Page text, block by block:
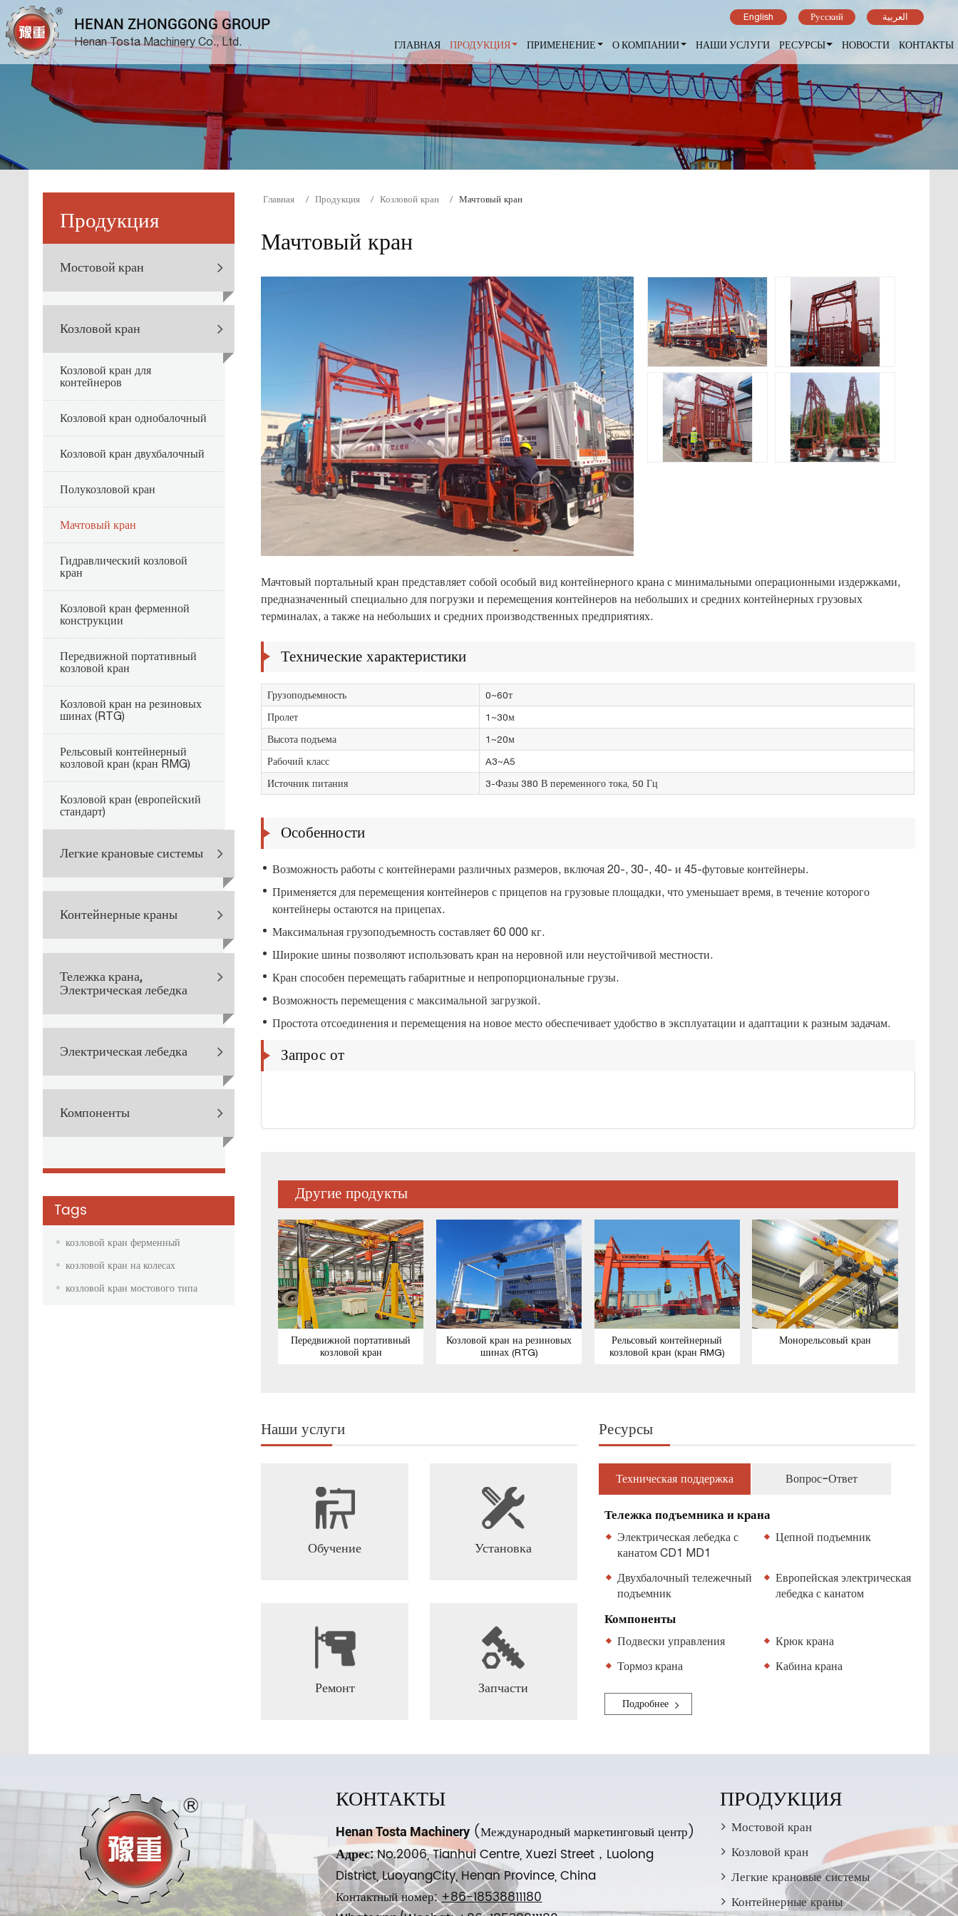
English Русский العربية HENAN ZHONGGONG GROUP
Henan Tosta Machinery Co., Ltd. ГЛАВНАЯ ПРОДУКЦИЯ ПРИМЕНЕНИЕ О КОМПАНИИ НАШИ УСЛУГИ РЕСУРСЫ НОВОСТИ КОНТАКТЫ
Главная Продукция Козловой кран Мачтовый кран
Мачтовый кран
Мачтовый портальный кран представляет собой особый вид контейнерного крана с минимальными операционными издержками,
предназначенный специально для погрузки и перемещения контейнеров на небольших и средних контейнерных грузовых
терминалах, а также на небольших и средних производственных предприятиях.
Технические характеристики
Грузоподъемность
0~60т
Пролет
1~30м
Высота подъема
1~20м
Рабочий класс
A3~A5
Источник питания
3-Фазы 380 В переменного тока, 50 Гц
Особенности
Возможность работы с контейнерами различных размеров, включая 20-, 30-, 40- и 45-футовые контейнеры.
Применяется для перемещения контейнеров с прицепов на грузовые площадки, что уменьшает время, в течение которого
контейнеры остаются на прицепах.
Максимальная грузоподъемность составляет 60 000 кг.
Широкие шины позволяют использовать кран на неровной или неустойчивой местности.
Кран способен перемещать габаритные и непропорциональные грузы.
Возможность перемещения с максимальной загрузкой.
Простота отсоединения и перемещения на новое место обеспечивает удобство в эксплуатации и адаптации к разным задачам.
Запрос от
Другие продукты
Передвижной портативный
козловой кран
Козловой кран на резиновых
шинах (RTG)
Рельсовый контейнерный
козловой кран (кран RMG)
Монорельсовый кран
Наши услуги
Обучение Установка
Ремонт Запчасти
Ресурсы
Техническая поддержка Вопрос-Ответ
Тележка подъемника и крана
Электрическая лебедка с
канатом CD1 MD1
Цепной подъемник
Двухбалочный тележечный
подъемник
Европейская электрическая
лебедка с канатом
Компоненты
Подвески управления
Крюк крана
Тормоз крана
Кабина крана
Подробнее
Продукция
Мостовой кран
Козловой кран
Козловой кран для
контейнеров
Козловой кран однобалочный
Козловой кран двухбалочный
Полукозловой кран
Мачтовый кран
Гидравлический козловой
кран
Козловой кран ферменной
конструкции
Передвижной портативный
козловой кран
Козловой кран на резиновых
шинах (RTG)
Рельсовый контейнерный
козловой кран (кран RMG)
Козловой кран (европейский
стандарт)
Легкие крановые системы
Контейнерные краны
Тележка крана,
Электрическая лебедка
Электрическая лебедка
Компоненты
Tags
козловой кран ферменный
козловой кран на колесах
козловой кран мостового типа
КОНТАКТЫ
Henan Tosta Machinery (Международный маркетинговый центр)
Адрес:No.2006, Tianhui Centre, Xuezi Street，Luolong
District, LuoyangCity, Henan Province, China
Контактный номер:+86-18538811180
ПРОДУКЦИЯ
Мостовой кран
Козловой кран
Легкие крановые системы
Контейнерные краны